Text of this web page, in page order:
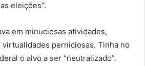
eleições”.
em minuciosas atividades,
virtualidades perniciosas. Tinha no
o alvo a ser “neutralizado”.